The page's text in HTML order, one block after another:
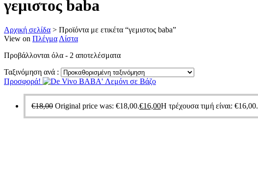
γεμιστος baba
Αρχική σελίδα > Προϊόντα με ετικέτα “γεμιστος baba”
View on Πλέγμα Λίστα
Προβάλλονται όλα - 2 αποτελέσματα
Ταξινόμηση ανά :
Προσφορά!
€18,00 Original price was: €18,00.€16,00Η τρέχουσα τιμή είναι: €16,00.